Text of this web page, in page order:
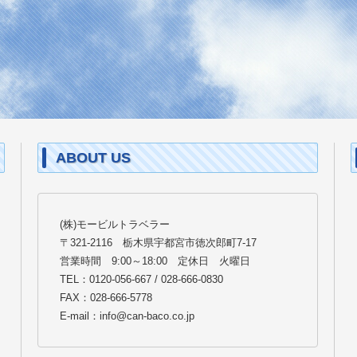
ABOUT US
(株)モービルトラベラー
〒321-2116 栃木県宇都宮市徳次郎町7-17
営業時間 9:00～18:00 定休日 火曜日
TEL：0120-056-667 / 028-666-0830
FAX：028-666-5778
E-mail：info@can-baco.co.jp